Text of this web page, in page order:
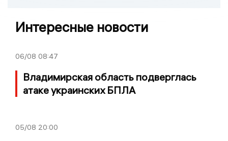
Интересные новости
06/08 08:47
Владимирская область подверглась
атаке украинских БПЛА
05/08 20:00